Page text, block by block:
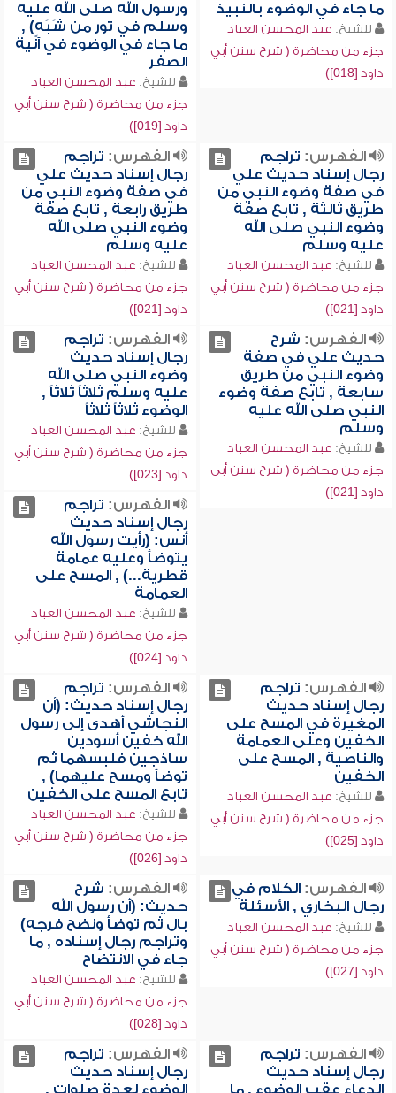
ما جاء في الوضوء بالنبيذ
للشيخ: عبد المحسن العباد
جزء من محاضرة ( شرح سنن أبي
داود [018])
ورسول الله صلى الله عليه
وسلم في تور من شَبَهٍ) ,
ما جاء في الوضوء في آنية
الصفر
للشيخ: عبد المحسن العباد
جزء من محاضرة ( شرح سنن أبي
داود [019])
الفهرس: تراجم
رجال إسناد حديث علي
في صفة وضوء النبي من
طريق ثالثة , تابع صفة
وضوء النبي صلى الله
عليه وسلم
للشيخ: عبد المحسن العباد
جزء من محاضرة ( شرح سنن أبي
داود [021])
الفهرس: تراجم
رجال إسناد حديث علي
في صفة وضوء النبي من
طريق رابعة , تابع صفة
وضوء النبي صلى الله
عليه وسلم
للشيخ: عبد المحسن العباد
جزء من محاضرة ( شرح سنن أبي
داود [021])
الفهرس: شرح
حديث علي في صفة
وضوء النبي من طريق
سابعة , تابع صفة وضوء
النبي صلى الله عليه
وسلم
للشيخ: عبد المحسن العباد
جزء من محاضرة ( شرح سنن أبي
داود [021])
الفهرس: تراجم
رجال إسناد حديث
وضوء النبي صلى الله
عليه وسلم ثلاثاً ثلاثاً ,
الوضوء ثلاثاً ثلاثاً
للشيخ: عبد المحسن العباد
جزء من محاضرة ( شرح سنن أبي
داود [023])
الفهرس: تراجم
رجال إسناد حديث
أنس: (رأيت رسول الله
يتوضأ وعليه عمامة
قطرية...) , المسح على
العمامة
للشيخ: عبد المحسن العباد
جزء من محاضرة ( شرح سنن أبي
داود [024])
الفهرس: تراجم
رجال إسناد حديث
المغيرة في المسح على
الخفين وعلى العمامة
والناصية , المسح على
الخفين
للشيخ: عبد المحسن العباد
جزء من محاضرة ( شرح سنن أبي
داود [025])
الفهرس: تراجم
رجال إسناد حديث: (أن
النجاشي أهدى إلى رسول
الله خفين أسودين
ساذجين فلبسهما ثم
توضأ ومسح عليهما) ,
تابع المسح على الخفين
للشيخ: عبد المحسن العباد
جزء من محاضرة ( شرح سنن أبي
داود [026])
الفهرس:الكلام في
رجال البخاري , الأسئلة
للشيخ: عبد المحسن العباد
جزء من محاضرة ( شرح سنن أبي
داود [027])
الفهرس: شرح
حديث: (أن رسول الله
بال ثم توضأ ونضح فرجه)
وتراجم رجال إسناده , ما
جاء في الانتضاح
للشيخ: عبد المحسن العباد
جزء من محاضرة ( شرح سنن أبي
داود [028])
الفهرس: تراجم
رجال إسناد حديث
الدعاء عقب الوضوء , ما
الفهرس: تراجم
رجال إسناد حديث
الوضوء لعدة صلوات ,